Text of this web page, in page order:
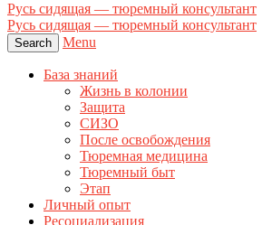
Русь сидящая — тюремный консультант
Русь сидящая — тюремный консультант
Search Menu
База знаний
Жизнь в колонии
Защита
СИЗО
После освобождения
Тюремная медицина
Тюремный быт
Этап
Личный опыт
Ресоциализация